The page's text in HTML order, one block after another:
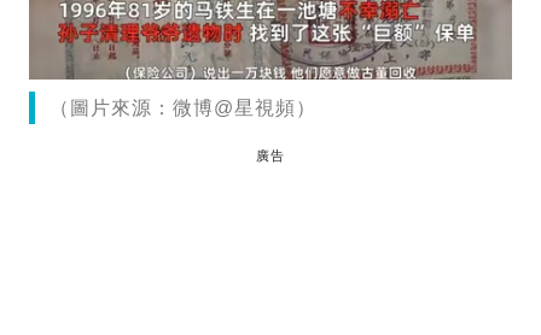
（圖片來源：微博@星視頻）
廣告